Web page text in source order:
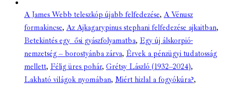
A James Webb teleszkóp újabb felfedezése, A Vénusz
formakincse, Az Ajkagarypinus stephani felfedezése ajkaitban,
Betekintés egy ősi gyászfolyamatba, Egy új álskorpió-
nemzetség – borostyánba zárva, Érvek a pénzügyi tudatosság
mellett, Félig üres pohár, Grétsy László (1932–2024),
Lakható világok nyomában, Miért hizlal a fogyókúra?,